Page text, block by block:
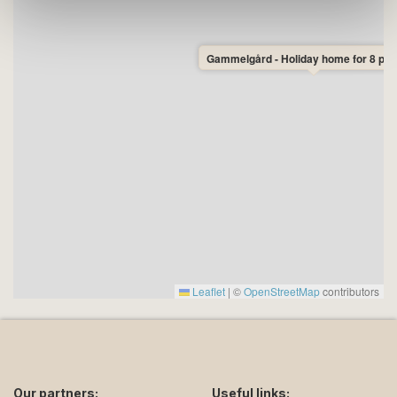
Gammelgård - Holiday home for 8
Leaflet | ©OpenStreetMapcontributors
Our partners: Useful links: